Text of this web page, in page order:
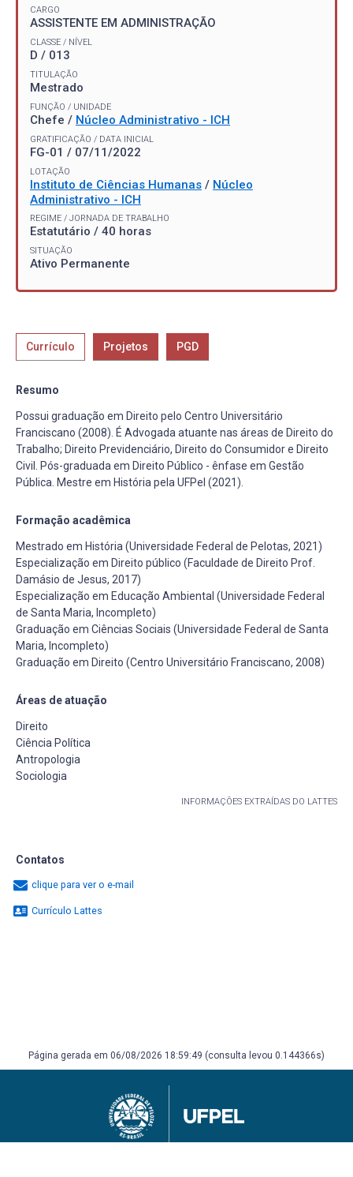
CARGO
ASSISTENTE EM ADMINISTRAÇÃO
CLASSE / NÍVEL
D / 013
TITULAÇÃO
Mestrado
FUNÇÃO / UNIDADE
Chefe / Núcleo Administrativo - ICH
GRATIFICAÇÃO / DATA INICIAL
FG-01 / 07/11/2022
LOTAÇÃO
Instituto de Ciências Humanas / Núcleo
Administrativo - ICH
REGIME / JORNADA DE TRABALHO
Estatutário / 40 horas
SITUAÇÃO
Ativo Permanente
Currículo Projetos PGD
Resumo
Possui graduação em Direito pelo Centro Universitário
Franciscano (2008). É Advogada atuante nas áreas de Direito do
Trabalho; Direito Previdenciário, Direito do Consumidor e Direito
Civil. Pós-graduada em Direito Público - ênfase em Gestão
Pública. Mestre em História pela UFPel (2021).
Formação acadêmica
Mestrado em História (Universidade Federal de Pelotas, 2021)
Especialização em Direito público (Faculdade de Direito Prof.
Damásio de Jesus, 2017)
Especialização em Educação Ambiental (Universidade Federal
de Santa Maria, Incompleto)
Graduação em Ciências Sociais (Universidade Federal de Santa
Maria, Incompleto)
Graduação em Direito (Centro Universitário Franciscano, 2008)
Áreas de atuação
Direito
Ciência Política
Antropologia
Sociologia
INFORMAÇÕES EXTRAÍDAS DO LATTES
Contatos
clique para ver o e-mail
Currículo Lattes
Página gerada em 06/08/2026 18:59:49 (consulta levou 0.144366s)